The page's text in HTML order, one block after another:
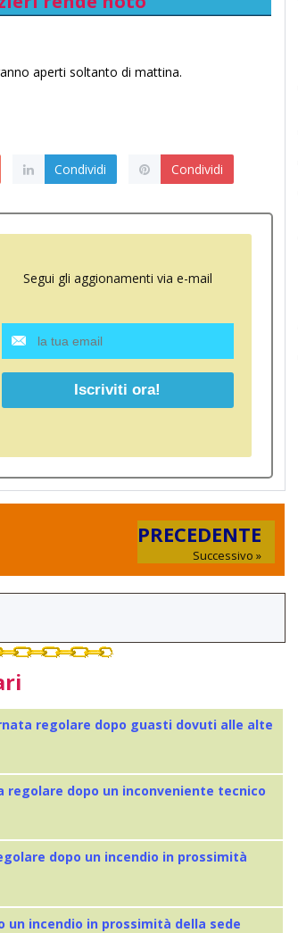
aperti soltanto di mattina.
Condividi Condividi
Segui gli aggionamenti via e-mail
PRECEDENTE
Successivo »
regolare dopo guasti dovuti alle alte
dopo un inconveniente tecnico
dopo un incendio in prossimità
un incendio in prossimità della sede